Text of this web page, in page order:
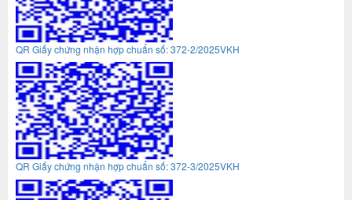
QR Giấy chứng nhận hợp chuẩn số: 372-2/2025VKH
QR Giấy chứng nhận hợp chuẩn số: 372-3/2025VKH